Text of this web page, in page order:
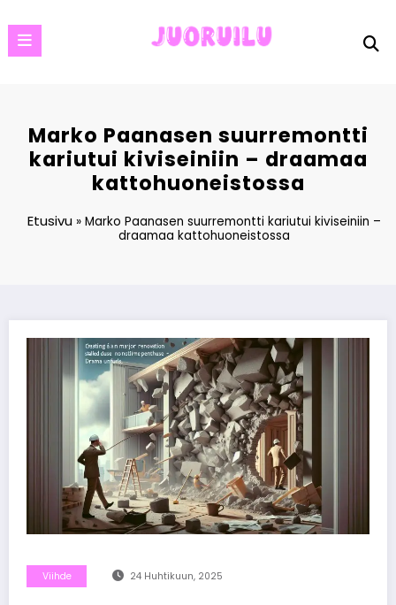
to
content
Marko Paanasen suurremontti
kariutui kiviseiniin – draamaa
kattohuoneistossa
Etusivu» Marko Paanasen suurremontti kariutui kiviseiniin –
draamaa kattohuoneistossa
Viihde 24 Huhtikuun, 2025